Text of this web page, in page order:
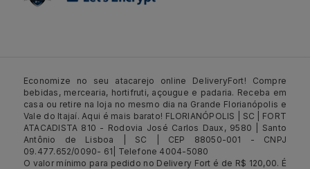
Economize no seu atacarejo online DeliveryFort! Compre
bebidas, mercearia, hortifruti, açougue e padaria. Receba em
casa ou retire na loja no mesmo dia na Grande Florianópolis e
Vale do Itajaí. Aqui é mais barato! FLORIANÓPOLIS | SC | FORT
ATACADISTA 810 - Rodovia José Carlos Daux, 9580 | Santo
Antônio de Lisboa | SC | CEP 88050-001 - CNPJ
09.477.652/0090- 61| Telefone 4004-5080
O valor mínimo para pedido no Delivery Fort é de R$ 120,00. É